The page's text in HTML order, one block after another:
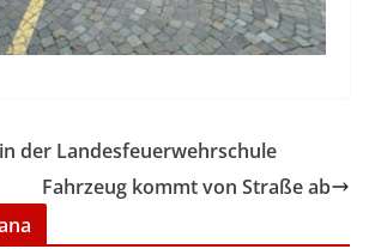
der Landesfeuerwehrschule
Fahrzeug kommt von Straße ab